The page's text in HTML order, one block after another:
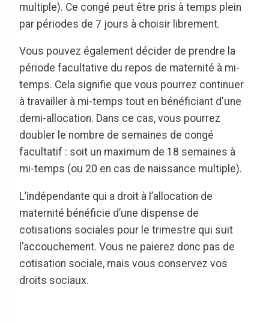
multiple). Ce congé peut être pris à temps plein
par périodes de 7 jours à choisir librement.
Vous pouvez également décider de prendre la
période facultative du repos de maternité à mi-
temps. Cela signifie que vous pourrez continuer
à travailler à mi-temps tout en bénéficiant d'une
demi-allocation. Dans ce cas, vous pourrez
doubler le nombre de semaines de congé
facultatif : soit un maximum de 18 semaines à
mi-temps (ou 20 en cas de naissance multiple).
L’indépendante qui a droit à l’allocation de
maternité bénéficie d’une dispense de
cotisations sociales pour le trimestre qui suit
l’accouchement. Vous ne paierez donc pas de
cotisation sociale, mais vous conservez vos
droits sociaux.